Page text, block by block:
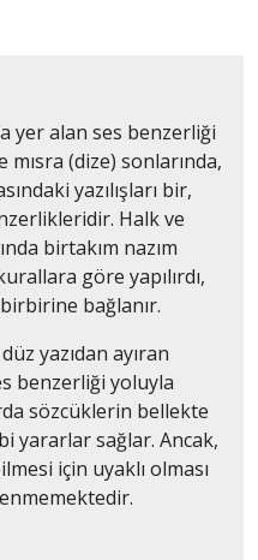
yer alan ses benzerliği
mısra (dize) sonlarında,
yazılışları bir,
Halk ve
birtakım nazım
göre yapılırdı,
bağlanır.
yazıdan ayıran
benzerliği yoluyla
sözcüklerin bellekte
yararlar sağlar. Ancak,
için uyaklı olması